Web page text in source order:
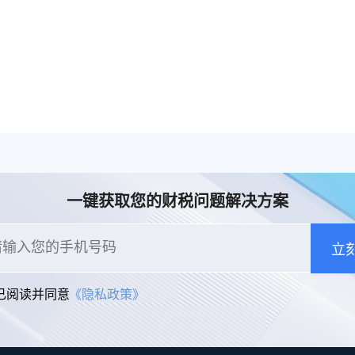
一键获取您的财税问题解决方案
立
阅读并同意《隐私政策》